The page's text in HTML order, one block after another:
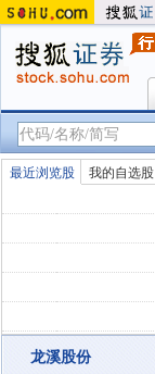
最近浏览股 我的自选股
龙溪股份